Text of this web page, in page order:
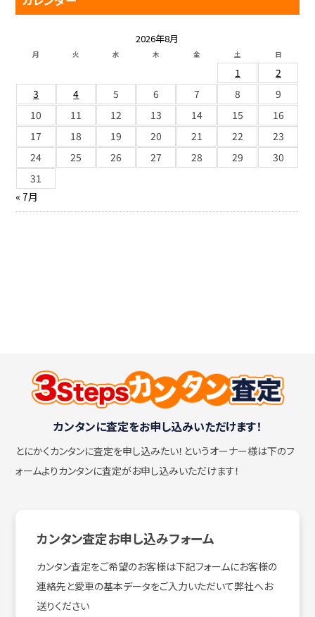
2026年8月
月 火 水 木 金 土 日
1
2
3
4 5 6 7 8
9
10
11 12 13 14 15
16
17
18 19 20 21 22
23
24
25 26 27 28 29
30
31
« 7月
カンタンに査定をお申し込みいただけます！
とにかくカンタンに査定を申し込みたい！ というオーナー様は下のフ
ォームよりカンタンに査定がお申し込みいただけます！
カンタン査定お申し込みフォーム
カンタン査定をご希望のお客様は下記フォームにお客様の
連絡先と愛車の基本データをご入力いただいて弊社へお
送りください